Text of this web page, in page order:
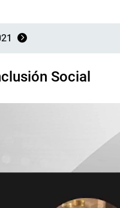
Social